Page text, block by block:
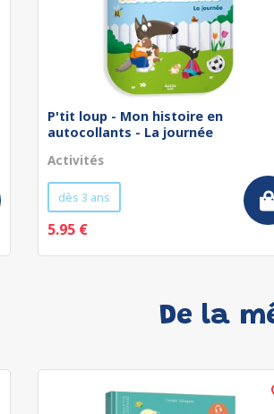
P'tit loup - Mon histoire en
autocollants - La journée
Activités
dès 3 ans
5.95 €
De la